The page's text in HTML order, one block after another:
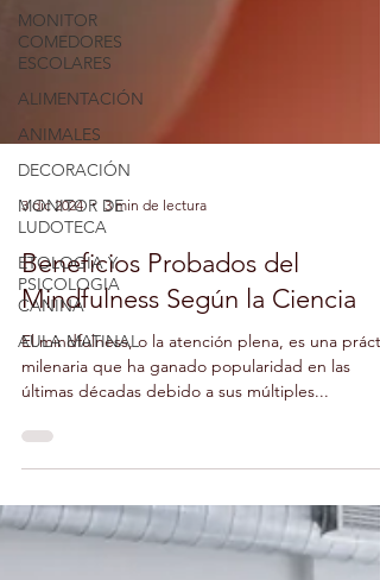
MONITOR
COMEDORES
ESCOLARES
ALIMENTACIÓN
ANIMALES
DECORACIÓN
MONITOR DE
LUDOTECA
ETOLOGIA Y
PSICOLOGIA
CANINA
AULA MATINAL
3 dic 2024 3 min de lectura
Beneficios Probados del
Mindfulness Según la Ciencia
El mindfulness, o la atención plena, es una
últimas décadas debido a sus múltiples...